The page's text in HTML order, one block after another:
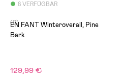
8 VERFÜGBAR
(0)
EN FANT Winteroverall, Pine
Bark
129,99 €